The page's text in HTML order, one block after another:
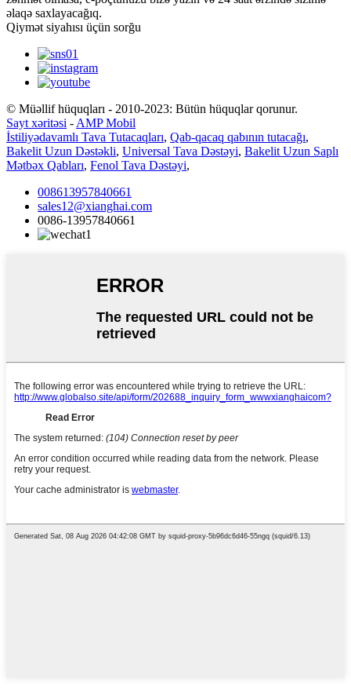
əlaqə saxlayacağıq.
Qiymət siyahısı üçün sorğu
© Müəllif hüquqları - 2010-2023: Bütün hüquqlar qorunur.
Sayt xəritəsi - AMP Mobil
İstiliyədavamlı Tava Tutacaqları, Qab-qacaq qabının tutacağı,
Bakelit Uzun Dəstəkli, Universal Tava Dəstəyi, Bakelit Uzun Saplı
Mətbəx Qabları, Fenol Tava Dəstəyi,
008613957840661
sales12@xianghai.com
0086-13957840661